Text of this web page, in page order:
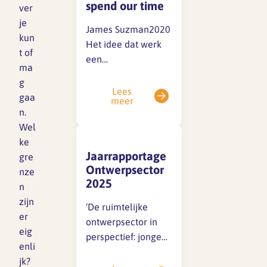
SFA magazine The Human
Factor
Podcasttips
ver
je
kun
t of
ma
g
gaa
n.
Wel
ke
gre
nze
n
zijn
er
eig
enli
jk?
veilige
werkomgeving
waarin
medewerkers
en samenwerken.
innovatie cruciaal…
spend our time
James Suzman2020
Het idee dat werk
een
onderdeel is van
het menselijk leven
waarom werken we
eigenlijk zoveel als
onze verhouding tot
werk door de
geschiedenis heen
Lees
meer
Jaarrapportage
Ontwerpsector
2025
‘De ruimtelijke
ontwerpsector in
perspectief: jonge